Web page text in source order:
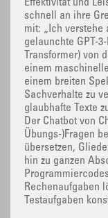
Effektivität und
schnell an ihre
mit: „Ich verstehe
gelaunchte GPT-
Transformer) von
einem
einem breiten
Sachverhalte zu
glaubhafte Texte
Der Chatbot von
Übungs-)Fragen
übersetzen,
hin zu ganzen
Rechenaufgaben
Testaufgaben